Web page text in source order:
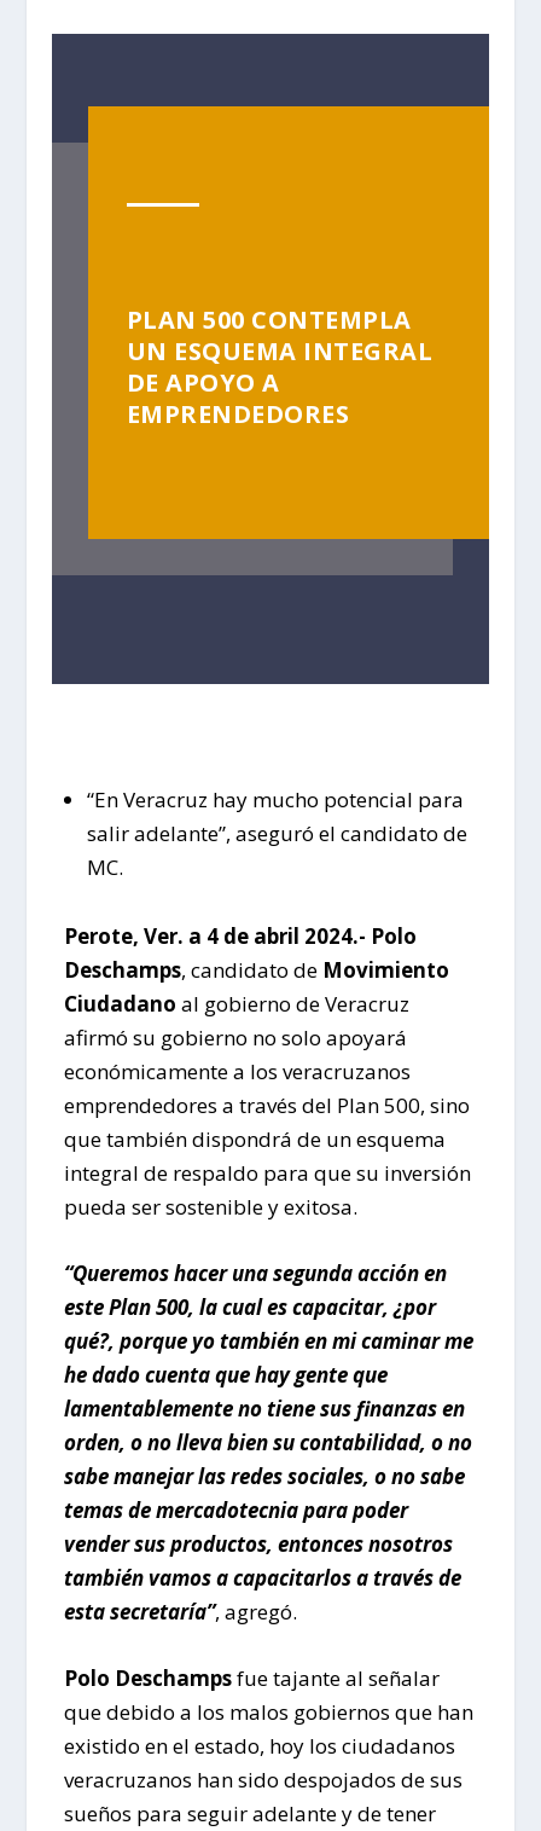
PLAN 500 CONTEMPLA
UN ESQUEMA INTEGRAL
DE APOYO A
EMPRENDEDORES
“En Veracruz hay mucho potencial para
salir adelante”, aseguró el candidato de
MC.
Perote, Ver. a 4 de abril 2024.- Polo
Deschamps, candidato de Movimiento
Ciudadano al gobierno de Veracruz
afirmó su gobierno no solo apoyará
económicamente a los veracruzanos
emprendedores a través del Plan 500, sino
que también dispondrá de un esquema
integral de respaldo para que su inversión
pueda ser sostenible y exitosa.
“Queremos hacer una segunda acción en
este Plan 500, la cual es capacitar, ¿por
qué?, porque yo también en mi caminar me
he dado cuenta que hay gente que
lamentablemente no tiene sus finanzas en
orden, o no lleva bien su contabilidad, o no
sabe manejar las redes sociales, o no sabe
temas de mercadotecnia para poder
vender sus productos, entonces nosotros
también vamos a capacitarlos a través de
esta secretaría”, agregó.
Polo Deschampsfue tajante al señalar
que debido a los malos gobiernos que han
existido en el estado, hoy los ciudadanos
veracruzanos han sido despojados de sus
sueños para seguir adelante y de tener